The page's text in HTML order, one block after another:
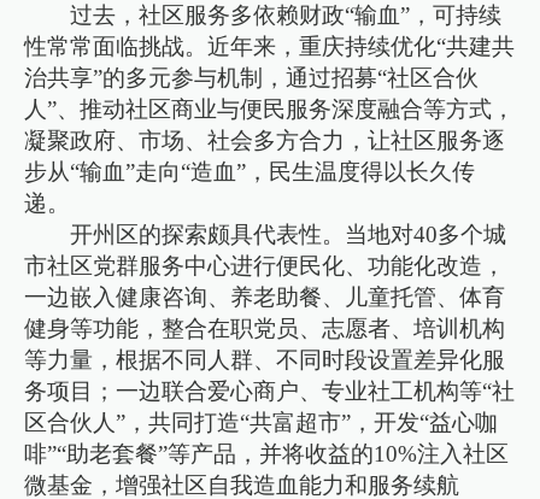
过去，社区服务多依赖财政“输血”，可持续
性常常面临挑战。近年来，重庆持续优化“共建共
治共享”的多元参与机制，通过招募“社区合伙
人”、推动社区商业与便民服务深度融合等方式，
凝聚政府、市场、社会多方合力，让社区服务逐
步从“输血”走向“造血”，民生温度得以长久传
递。
开州区的探索颇具代表性。当地对40多个城
市社区党群服务中心进行便民化、功能化改造，
一边嵌入健康咨询、养老助餐、儿童托管、体育
健身等功能，整合在职党员、志愿者、培训机构
等力量，根据不同人群、不同时段设置差异化服
务项目；一边联合爱心商户、专业社工机构等“社
区合伙人”，共同打造“共富超市”，开发“益心咖
啡”“助老套餐”等产品，并将收益的10%注入社区
微基金，增强社区自我造血能力和服务续航